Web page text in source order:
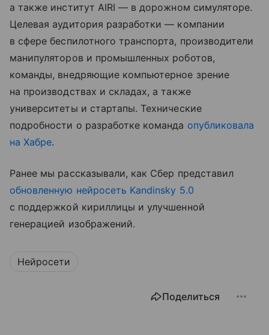
а также институт AIRI — в дорожном симуляторе.
Целевая аудитория разработки — компании
в сфере беспилотного транспорта, производители
манипуляторов и промышленных роботов,
команды, внедряющие компьютерное зрение
на производствах и складах, а также
университеты и стартапы. Технические
подробности о разработке команда опубликовала
на Хабре.
Ранее мы рассказывали, как Сбер представил
обновленную нейросеть Kandinsky 5.0
с поддержкой кириллицы и улучшенной
генерацией изображений.
Нейросети
Поделиться